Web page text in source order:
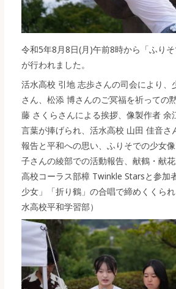
令和5年8月8日(月)午前8時から「ふりそ
が行われました。
活水高校 引地 志歩さんの司会により、
さん、松添 博さんのご冥福を祈っての
藤 さくらさんによる挨拶、像製作者 余
言葉が捧げられ、活水高校 山田 佳音さ
報告と平和への思い、ふりそでの少女
子さんの綾部での活動報告、献鶴・献
高校コーラス部樟 Twinkle Starsと参加
少女」「折り鶴」の合唱で締めくくら
水高校平和学習部）